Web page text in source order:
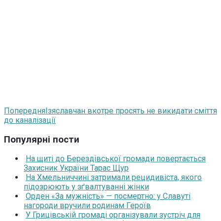
ПопередняІзяславчан вкотре просять не викидати сміття
до каналізації
Популярні пости
На щиті до Берездівської громади повертається
Захисник України Тарас Щур
На Хмельниччині затримали рецидивіста, якого
підозрюють у зґвалтуванні жінки
Орден «За мужність» — посмертно: у Славуті
нагороди вручили родинам Героїв
У Грицівській громаді організували зустріч для